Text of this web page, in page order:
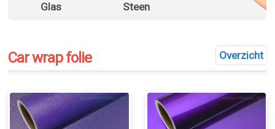
Glas Steen
Overzicht
Car wrap folie